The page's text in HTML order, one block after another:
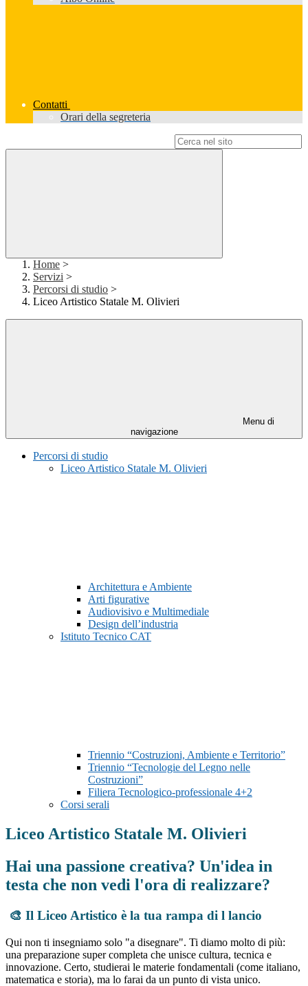
Contatti
Orari della segreteria
Home >
Servizi >
Percorsi di studio >
Liceo Artistico Statale M. Olivieri
Menu di
navigazione
Percorsi di studio
Liceo Artistico Statale M. Olivieri
Architettura e Ambiente
Arti figurative
Audiovisivo e Multimediale
Design dell’industria
Istituto Tecnico CAT
Triennio “Costruzioni, Ambiente e Territorio”
Triennio “Tecnologie del Legno nelle
Costruzioni”
Filiera Tecnologico-professionale 4+2
Corsi serali
Liceo Artistico Statale M. Olivieri
Hai una passione creativa? Un'idea in
testa che non vedi l'ora di realizzare?
🎨 Il Liceo Artistico è la tua rampa di l lancio
Qui non ti insegniamo solo "a disegnare". Ti diamo molto di più:
una preparazione super completa che unisce cultura, tecnica e
innovazione. Certo, studierai le materie fondamentali (come italiano,
matematica e storia), ma lo farai da un punto di vista unico.